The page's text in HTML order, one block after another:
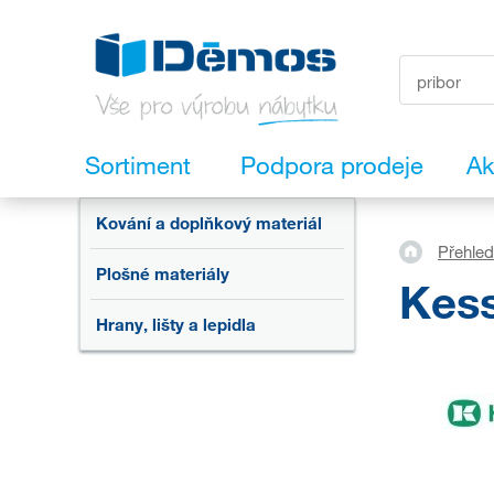
Sortiment Podpora prodeje
Kování a doplňkový materiál
Plošné materiály
Hrany, lišty a lepidla